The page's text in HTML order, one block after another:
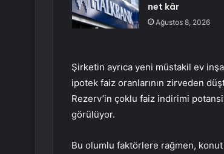
net kâr
Ağustos 8, 2026
Şirketin ayrıca yeni müstakil ev
ipotek faiz oranlarının zirveden
Rezerv’in çoklu faiz indirimi
görülüyor.
Bu olumlu faktörlere rağmen, konut